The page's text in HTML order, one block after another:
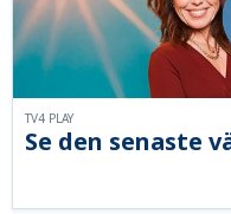
Se den senaste
TV4 PLAY